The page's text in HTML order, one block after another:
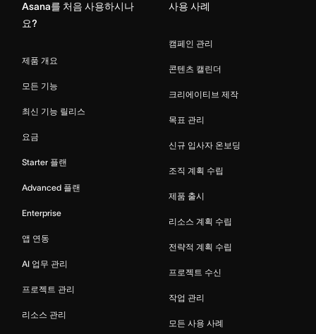
Asana를 처음 사용하시나
요?
제품 개요
모든 기능
최신 기능 릴리스
요금
Starter 플랜
Advanced 플랜
Enterprise
앱 연동
AI 업무 관리
프로젝트 관리
리소스 관리
사용 사례
캠페인 관리
콘텐츠 캘린더
크리에이티브 제작
목표 관리
신규 입사자 온보딩
조직 계획 수립
제품 출시
리소스 계획 수립
전략적 계획 수립
프로젝트 수신
작업 관리
모든 사용 사례